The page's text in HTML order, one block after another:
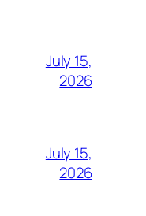
July 15,
2026
July 15,
2026